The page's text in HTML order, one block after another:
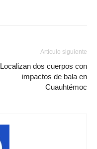
Artículo siguiente
Localizan dos cuerpos con
impactos de bala en
Cuauhtémoc